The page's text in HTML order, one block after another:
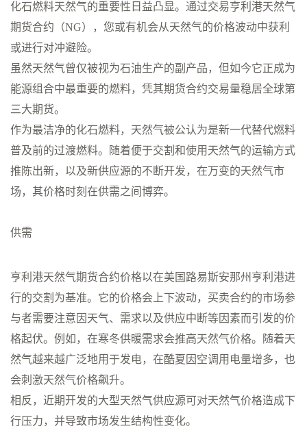
化石燃料天然气的重要性日益凸显。通过交易亨利港天然气
期货合约（NG），您或有机会从天然气的价格波动中获利
或进行对冲避险。
虽然天然气曾仅被视为石油生产的副产品，但如今它正成为
能源组合中最重要的燃料，凭其期货合约交易量稳居全球第
三大期货。
作为最洁净的化石燃料，天然气被公认为是新一代替代燃料
普及前的过渡燃料。随着便于交割和使用天然气的运输方式
推陈出新，以及新供应源的不断开发，在万变的天然气市
场，其价格时刻在供需之间博弈。
供需
亨利港天然气期货合约价格以在美国路易斯安那州亨利港进
行的交割为基准。它的价格会上下波动，买卖合约的市场参
与者需要注意因天气、需求以及供应中断等因素而引发的价
格起伏。例如，在寒冬供暖需求会推高天然气价格。随着天
然气越来越广泛地用于发电，在酷夏因空调用电量增多，也
会刺激天然气价格飙升。
相反，近期开发的大型天然气供应源可对天然气价格造成下
行压力，并导致市场发生结构性变化。